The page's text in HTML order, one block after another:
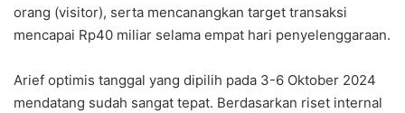
orang (visitor), serta mencanangkan target transaksi
mencapai Rp40 miliar selama empat hari penyelenggaraan.
Arief optimis tanggal yang dipilih pada 3-6 Oktober 2024
mendatang sudah sangat tepat. Berdasarkan riset internal